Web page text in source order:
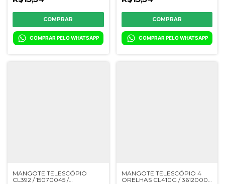
4106
COMPRAR PELO WHATSAPP COMPRAR PELO WHATSAPP
MANGOTE TELESCÓPIO
CL392 / 15070045 /
MANGOTE TELESCÓPIO 4
ORELHAS CL410G / 36120003